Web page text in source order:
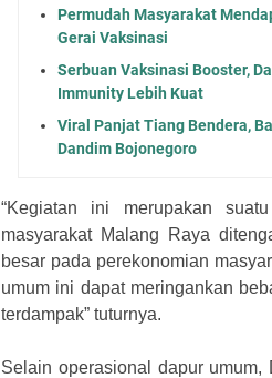
Permudah Masyarakat
Gerai Vaksinasi
Serbuan Vaksinasi Booster,
Immunity Lebih Kuat
Viral Panjat Tiang Bendera,
Dandim Bojonegoro
“Kegiatan ini merupakan
masyarakat Malang Raya
besar pada perekonomian
umum ini dapat meringankan
terdampak” tuturnya.
Selain operasional dapur